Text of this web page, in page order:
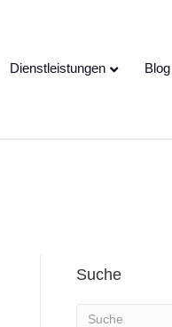
Dienstleistungen Blog
Suche